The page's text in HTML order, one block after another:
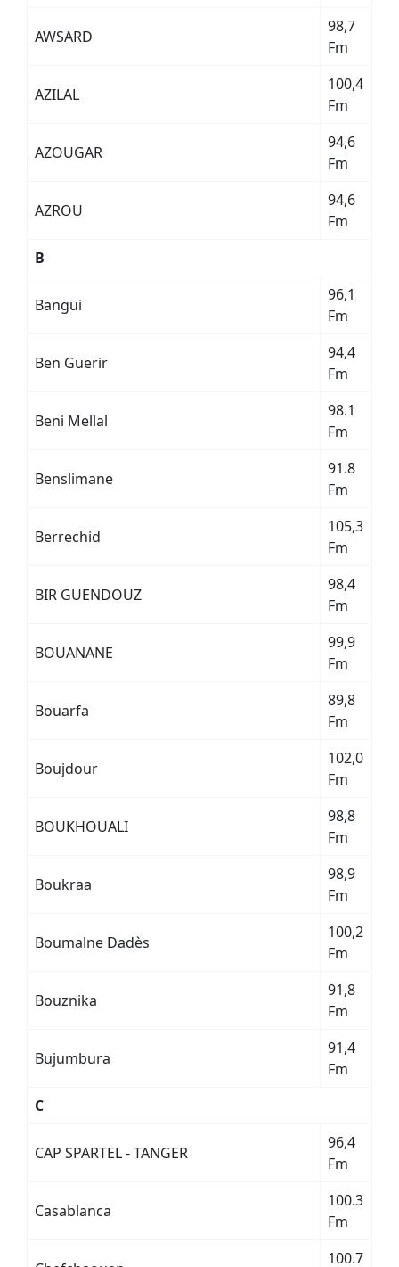
AWSARD
98,7
Fm
AZILAL
100,4
Fm
AZOUGAR
94,6
Fm
AZROU
94,6
Fm
B
Bangui
96,1
Fm
Ben Guerir
94,4
Fm
Beni Mellal
98.1
Fm
Benslimane
91.8
Fm
Berrechid
105,3
Fm
BIR GUENDOUZ
98,4
Fm
BOUANANE
99,9
Fm
Bouarfa
89,8
Fm
Boujdour
102,0
Fm
BOUKHOUALI
98,8
Fm
Boukraa
98,9
Fm
Boumalne Dadès
100,2
Fm
Bouznika
91,8
Fm
Bujumbura
91,4
Fm
C
CAP SPARTEL - TANGER
96,4
Fm
Casablanca
100.3
Fm
100.7